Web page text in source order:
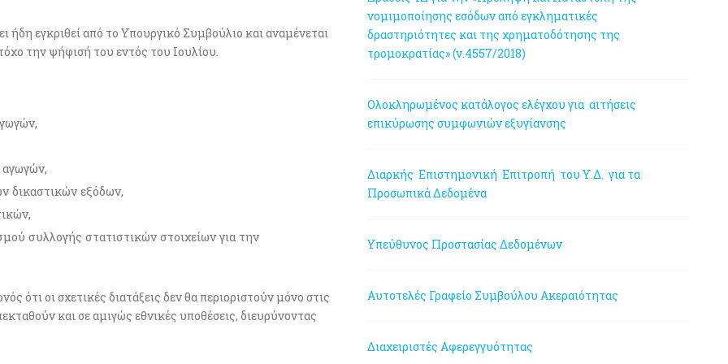
ήδη εγκριθεί από το Υπουργικό Συμβούλιο και αναμένεται
την ψήφισή του εντός του Ιουλίου.
αγωγών,
δικαστικών εξόδων,
συλλογής στατιστικών στοιχείων για την
ότι οι σχετικές διατάξεις δεν θα περιοριστούν μόνο στις
και σε αμιγώς εθνικές υποθέσεις, διευρύνοντας
νομιμοποίησης εσόδων από εγκληματικές
δραστηριότητες και της χρηματοδότησης της
τρομοκρατίας» (ν.4557/2018)
Ολοκληρωμένος κατάλογος ελέγχου για αιτήσεις
επικύρωσης συμφωνιών εξυγίανσης
Διαρκής Επιστημονική Επιτροπή του Υ.Δ. για τα
Προσωπικά Δεδομένα
Υπεύθυνος Προστασίας Δεδομένων
Αυτοτελές Γραφείο Συμβούλου Ακεραιότητας
Διαχειριστές Αφερεγγυότητας